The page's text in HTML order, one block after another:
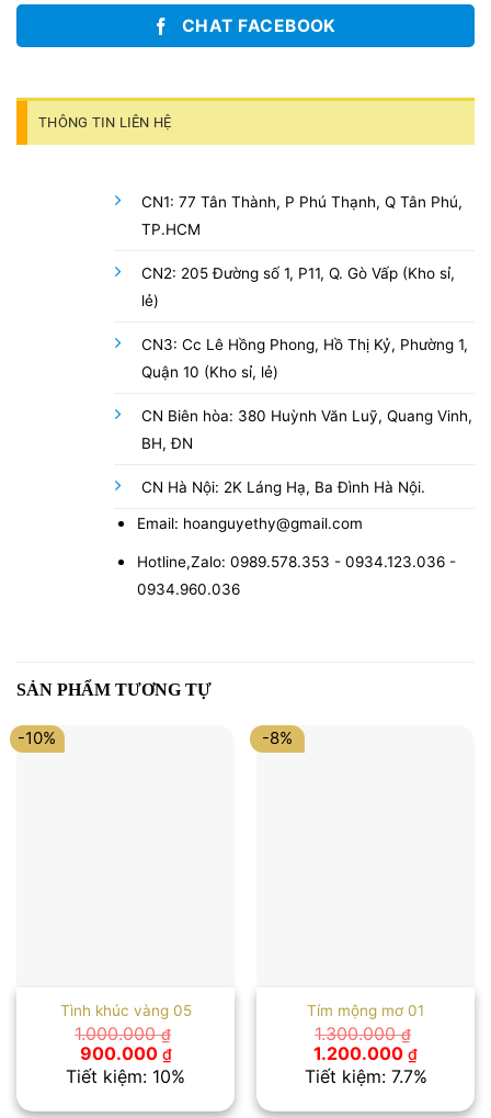
CHAT FACEBOOK
THÔNG TIN LIÊN HỆ
CN1: 77 Tân Thành, P Phú Thạnh, Q Tân Phú,
TP.HCM
CN2: 205 Đường số 1, P11, Q. Gò Vấp (Kho sỉ,
lẻ)
CN3: Cc Lê Hồng Phong, Hồ Thị Kỷ, Phường 1,
Quận 10 (Kho sỉ, lẻ)
CN Biên hòa: 380 Huỳnh Văn Luỹ, Quang Vinh,
BH, ĐN
CN Hà Nội: 2K Láng Hạ, Ba Đình Hà Nội.
Email: hoanguyethy@gmail.com
Hotline,Zalo: 0989.578.353 - 0934.123.036 -
0934.960.036
SẢN PHẨM TƯƠNG TỰ
-10%
Tình khúc vàng 05
1.000.000₫
Giá
gốc
là:
900.000 ₫Giá
hiện
tại
Tiết kiệm: 10%
-8%
Tím mộng mơ 01
1.300.000₫
Giá
gốc
là:
1.200.000 ₫Giá
hiện
tại
Tiết kiệm: 7.7%